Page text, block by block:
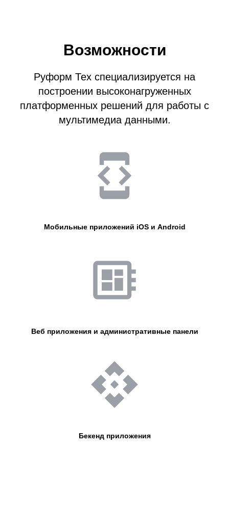
Возможности
Руформ Тех специализируется на
построении высоконагруженных
платформенных решений для работы с
мультимедиа данными.
Мобильные приложений iOS и Android
Веб приложения и административные панели
Бекенд приложения